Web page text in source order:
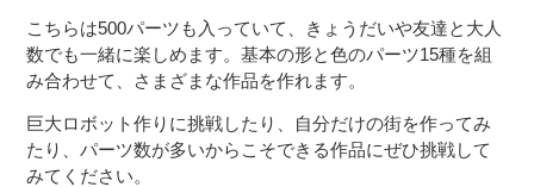
こちらは500パーツも入っていて、きょうだいや友達と大人
数でも一緒に楽しめます。基本の形と色のパーツ15種を組
み合わせて、さまざまな作品を作れます。
巨大ロボット作りに挑戦したり、自分だけの街を作ってみ
たり、パーツ数が多いからこそできる作品にぜひ挑戦して
みてください。